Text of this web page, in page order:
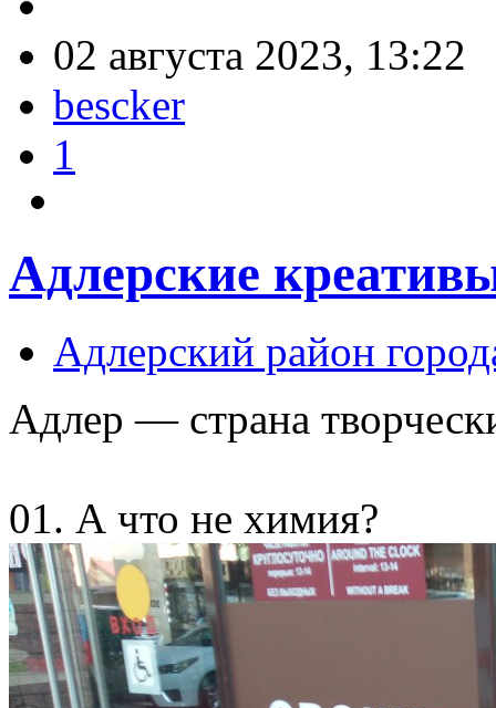
02 августа 2023, 13:22
bescker
1
Адлерские
Адлерский район
Адлер — страна
01. А что не химия?